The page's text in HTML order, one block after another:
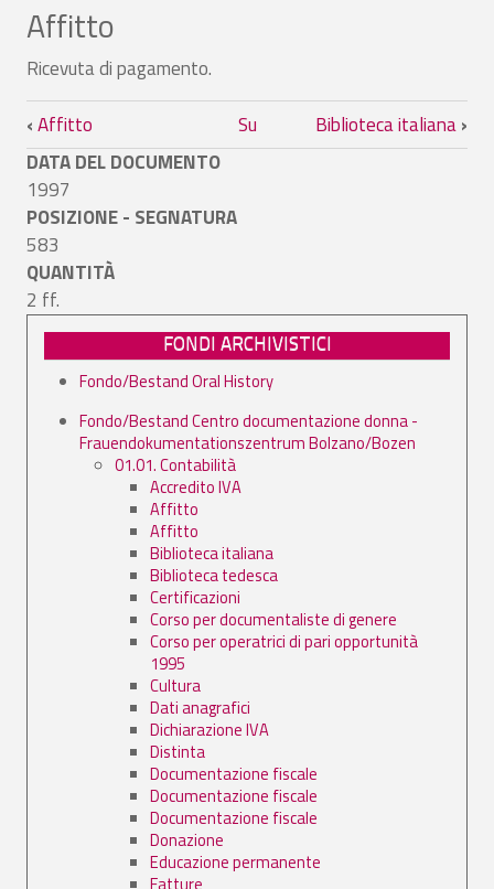
Affitto
Ricevuta di pagamento.
Link di attraversamento del book per
‹Affitto Su Biblioteca italiana›
DATA DEL DOCUMENTO
1997
POSIZIONE - SEGNATURA
583
QUANTITÀ
2 ff.
FONDI ARCHIVISTICI
Fondo/Bestand Oral History
Fondo/Bestand Centro documentazione donna -
Frauendokumentationszentrum Bolzano/Bozen
01.01. Contabilità
Accredito IVA
Affitto
Affitto
Biblioteca italiana
Biblioteca tedesca
Certificazioni
Corso per documentaliste di genere
Corso per operatrici di pari opportunità
1995
Cultura
Dati anagrafici
Dichiarazione IVA
Distinta
Documentazione fiscale
Documentazione fiscale
Documentazione fiscale
Donazione
Educazione permanente
Fatture